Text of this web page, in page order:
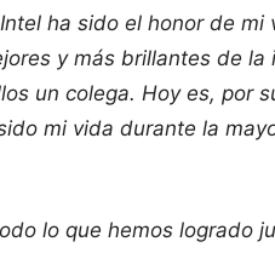
ha sido el honor de mi
y más brillantes de
un colega. Hoy es, por
mi vida durante la
lo que hemos logrado